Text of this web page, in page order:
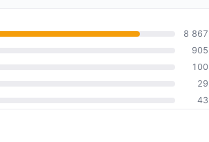
8 867
905
100
29
43